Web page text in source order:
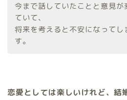
今まで話していたことと意見が
ていて、
将来を考えると不安になってし
す。
恋愛としては楽しいけれど、結